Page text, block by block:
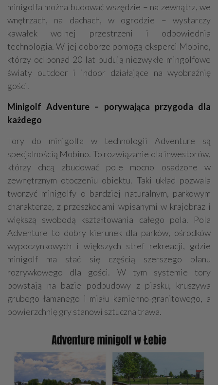
minigolfa można budować wszędzie – na zewnątrz, we
wnętrzach, na dachach, w ogrodzie – wystarczy
kawałek wolnej przestrzeni i odpowiednia
technologia. W jej doborze pomogą eksperci Mobino,
którzy od ponad 20 lat budują niezwykłe mingolfowe
światy outdoor i indoor działające na wyobraźnię
gości.
Minigolf Adventure – porywająca przygoda dla
każdego
Tory do minigolfa w technologii Adventure są
specjalnością Mobino. To rozwiązanie dla inwestorów,
którzy chcą zbudować pole mocno osadzone w
zewnętrznym otoczeniu obiektu. Taki układ pozwala
tworzyć minigolfy o bardziej naturalnym, parkowym
charakterze, z przeszkodami wpisanymi w krajobraz i
większą swobodą kształtowania całego pola. Pola
Adventure to dobry kierunek dla parków, ośrodków
wypoczynkowych i większych stref rekreacji, gdzie
minigolf ma stać się częścią szerszego planu
rozrywkowego dla gości. W tym systemie tory
powstają na bazie podbudowy z piasku, kruszywa
grubego łamanego i miału kamienno-granitowego, a
powierzchnię gry stanowi sztuczna trawa.